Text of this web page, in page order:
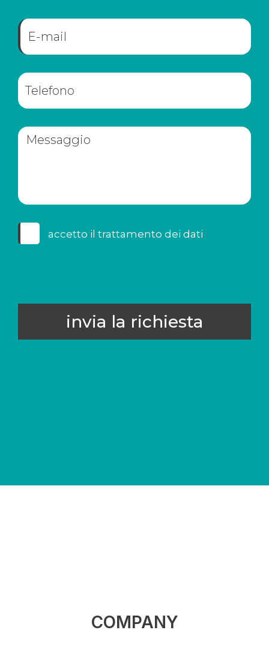
accetto il trattamento dei dati
invia la richiesta
COMPANY